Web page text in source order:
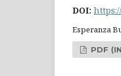
DOI:
Esperanza
PDF